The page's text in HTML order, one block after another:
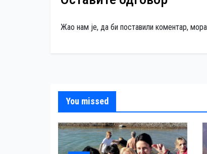
Жао нам је, да би поставили коментар,
You missed